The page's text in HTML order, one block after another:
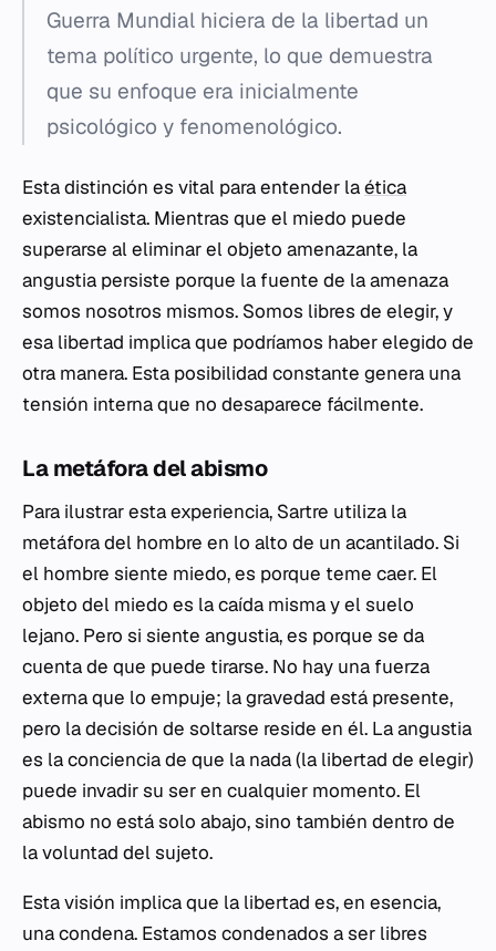
Guerra Mundial hiciera de la libertad un
tema político urgente, lo que demuestra
que su enfoque era inicialmente
psicológico y fenomenológico.
Esta distinción es vital para entender laética
existencialista. Mientras que el miedo puede
superarse al eliminar el objeto amenazante, la
angustia persiste porque la fuente de la amenaza
somos nosotros mismos. Somos libres de elegir, y
esa libertad implica que podríamos haber elegido de
otra manera. Esta posibilidad constante genera una
tensión interna que no desaparece fácilmente.
La metáfora del abismo
Para ilustrar esta experiencia, Sartre utiliza la
metáfora del hombre en lo alto de un acantilado. Si
el hombre siente miedo, es porque teme caer. El
objeto del miedo es la caída misma y el suelo
lejano. Pero si siente angustia, es porque se da
cuenta de que puede tirarse. No hay una fuerza
externa que lo empuje; la gravedad está presente,
pero la decisión de soltarse reside en él. La angustia
es la conciencia de que la nada (la libertad de elegir)
puede invadir su ser en cualquier momento. El
abismo no está solo abajo, sino también dentro de
la voluntad del sujeto.
Esta visión implica que la libertad es, en esencia,
una condena. Estamos condenados a ser libres